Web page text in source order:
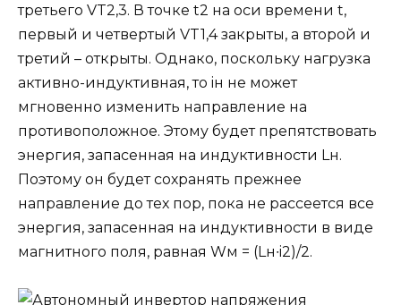
третьего VT2,3. В точке t2 на оси времени t,
первый и четвертый VT1,4 закрыты, а второй и
третий – открыты. Однако, поскольку нагрузка
активно-индуктивная, то iн не может
мгновенно изменить направление на
противоположное. Этому будет препятствовать
энергия, запасенная на индуктивности Lн.
Поэтому он будет сохранять прежнее
направление до тех пор, пока не рассеется все
энергия, запасенная на индуктивности в виде
магнитного поля, равная Wм = (Lн∙i2)/2.